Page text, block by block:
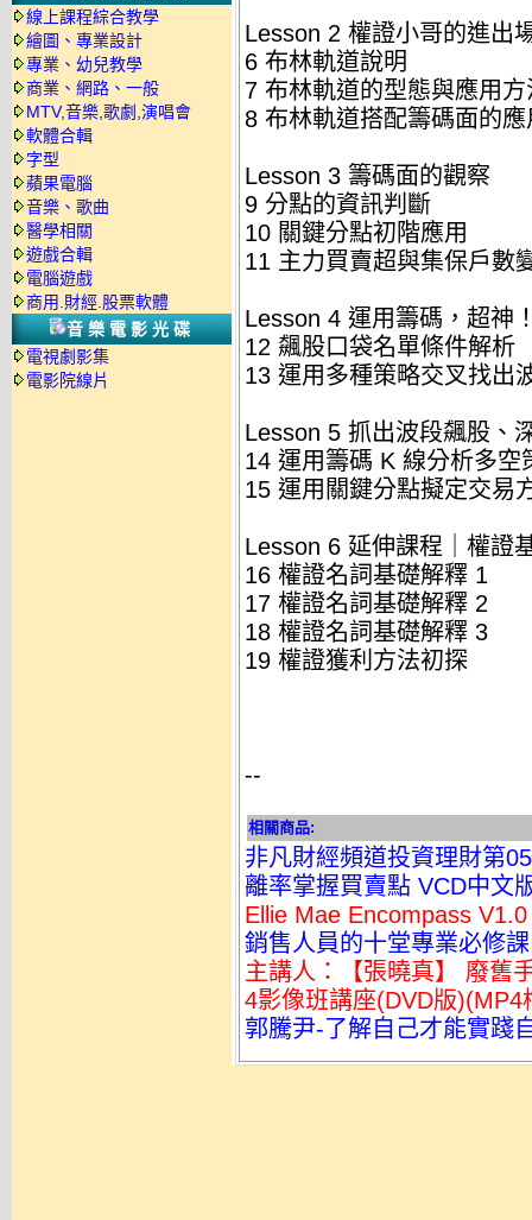
線上課程綜合教學
繪圖、專業設計
專業、幼兒教學
商業、網路、一般
MTV,音樂,歌劇,演唱會
軟體合輯
字型
蘋果電腦
音樂、歌曲
醫學相關
遊戲合輯
電腦遊戲
商用.財經.股票軟體
音樂電影光碟
電視劇影集
電影院線片
Lesson 2 權證小哥的進出
6 布林軌道說明
7 布林軌道的型態與應用方
8 布林軌道搭配籌碼面的應
Lesson 3 籌碼面的觀察
9 分點的資訊判斷
10 關鍵分點初階應用
11 主力買賣超與集保戶數
Lesson 4 運用籌碼，超神
12 飆股口袋名單條件解析
13 運用多種策略交叉找出
Lesson 5 抓出波段飆股、
14 運用籌碼 K 線分析多空
15 運用關鍵分點擬定交易
Lesson 6 延伸課程｜權證
16 權證名詞基礎解釋 1
17 權證名詞基礎解釋 2
18 權證名詞基礎解釋 3
19 權證獲利方法初探
--
相關商品:
非凡財經頻道投資理財第
離率掌握買賣點 VCD中文
Ellie Mae Encompass
銷售人員的十堂專業必修
主講人：【張曉真】 廢舊
4影像班講座(DVD版)(MP4
郭騰尹-了解自己才能實踐